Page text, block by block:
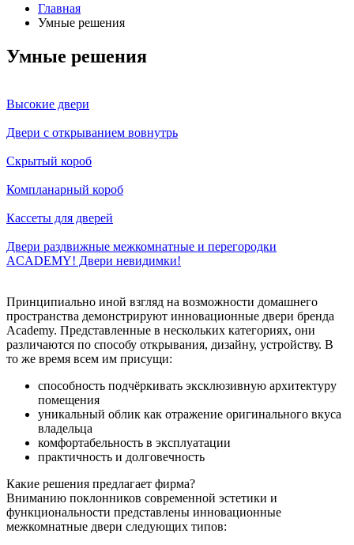
Главная
Умные решения
Умные решения
Высокие двери
Двери с открыванием вовнутрь
Скрытый короб
Компланарный короб
Кассеты для дверей
Двери раздвижные межкомнатные и перегородки
ACADEMY! Двери невидимки!
Принципиально иной взгляд на возможности домашнего
пространства демонстрируют инновационные двери бренда
Academy. Представленные в нескольких категориях, они
различаются по способу открывания, дизайну, устройству. В
то же время всем им присущи:
способность подчёркивать эксклюзивную архитектуру
помещения
уникальный облик как отражение оригинального вкуса
владельца
комфортабельность в эксплуатации
практичность и долговечность
Какие решения предлагает фирма?
Вниманию поклонников современной эстетики и
функциональности представлены инновационные
межкомнатные двери следующих типов: